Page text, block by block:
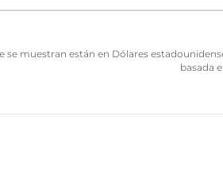
se muestran están en Dólares
basada